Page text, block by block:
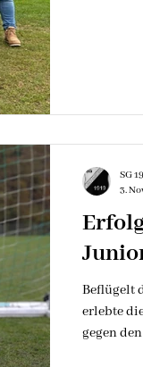
​Beflügelt
erlebte
gegen
SG
3.